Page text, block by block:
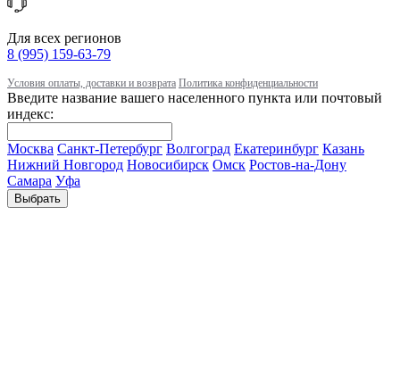
Для всех регионов
8 (995) 159-63-79
Условия оплаты, доставки и возврата Политика конфиденциальности
Введите название вашего населенного пункта или почтовый
индекс:
Москва Санкт-Петербург Волгоград Екатеринбург Казань
Нижний Новгород Новосибирск Омск Ростов-на-Дону
Самара Уфа